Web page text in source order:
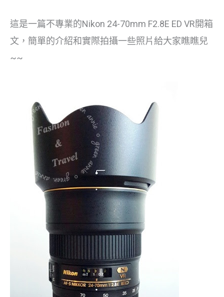
這是一篇不專業的Nikon 24-70mm F2.8E ED VR開箱
文，簡單的介紹和實際拍攝一些照片給大家瞧瞧兒
~~